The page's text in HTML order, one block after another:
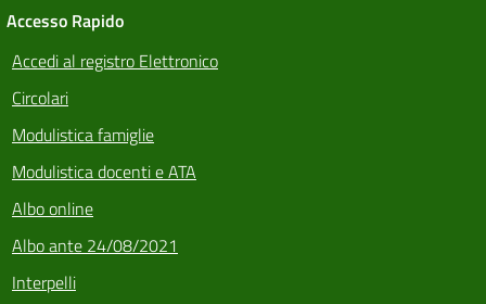
Accesso Rapido
Accedi al registro Elettronico
Circolari
Modulistica famiglie
Modulistica docenti e ATA
Albo online
Albo ante 24/08/2021
Interpelli